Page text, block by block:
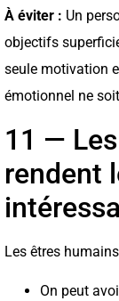
À éviter : Un
objectifs
seule motivation
émotionnel ne
11 —
rendent
Les êtres
On peut